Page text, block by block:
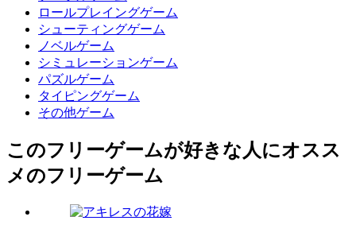
ロールプレイングゲーム
シューティングゲーム
ノベルゲーム
シミュレーションゲーム
パズルゲーム
タイピングゲーム
その他ゲーム
このフリーゲームが好きな人にオスス
メのフリーゲーム